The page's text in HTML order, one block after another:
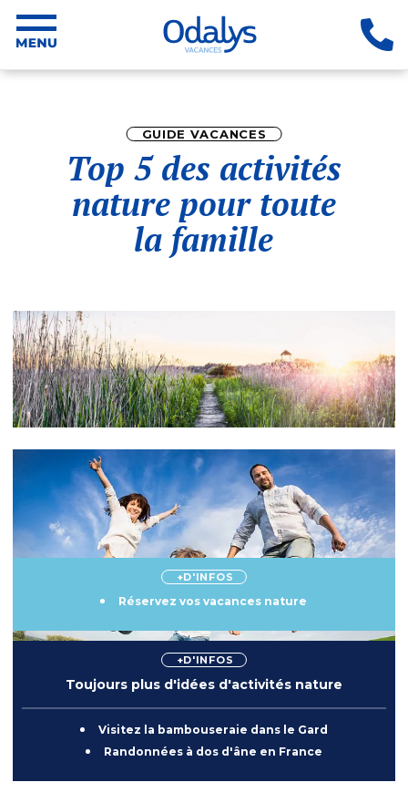
GUIDE VACANCES
Top 5 des activités
nature pour toute
la famille
+D'INFOS
Réservez vos vacances nature
+D'INFOS
Toujours plus d'idées d'activités nature
Visitez la bambouseraie dans le Gard
Randonnées à dos d'âne en France